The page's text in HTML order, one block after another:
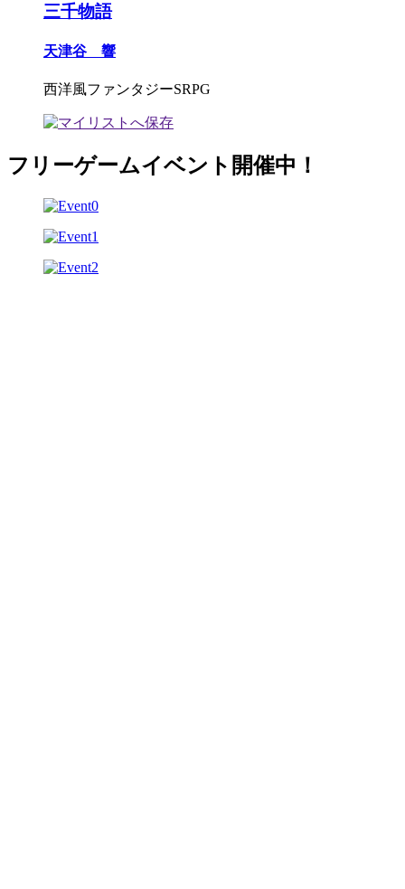
三千物語
天津谷 響
西洋風ファンタジーSRPG
フリーゲームイベント開催中！